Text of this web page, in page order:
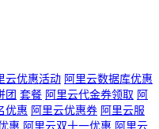
云优惠活动 阿里云数据库优惠
团 套餐 阿里云代金券领取 阿
优惠 阿里云优惠券 阿里云服
惠 阿里云双十一优惠 阿里云